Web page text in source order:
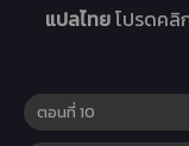
แปลไทยโปรดคลิ